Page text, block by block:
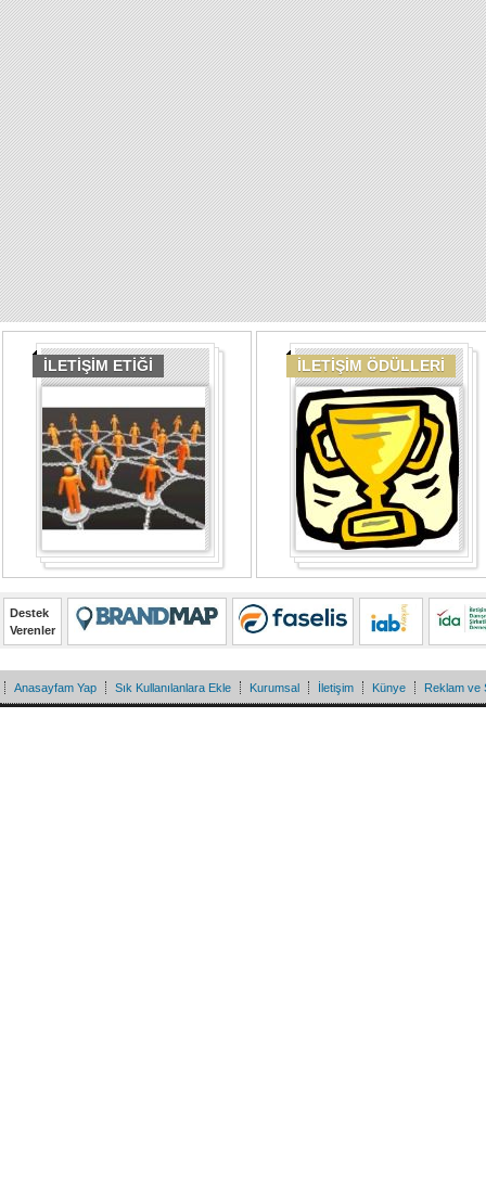
İLETİŞİM ETİĞİ İLETİŞİM ÖDÜLLERİ
Destek
Verenler
Anasayfam Yap Sık Kullanılanlara Ekle Kurumsal İletişim Künye Reklam ve